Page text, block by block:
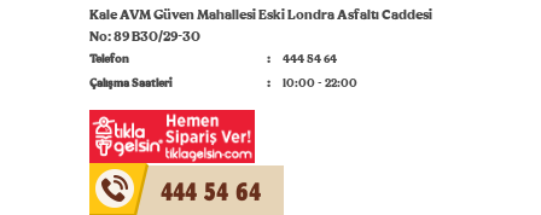
Kale AVM Güven Mahallesi Eski Londra Asfaltı Caddesi
No: 89 B30/29-30
Telefon
444 54 64
Çalışma Saatleri
10:00 - 22:00
444 54 64